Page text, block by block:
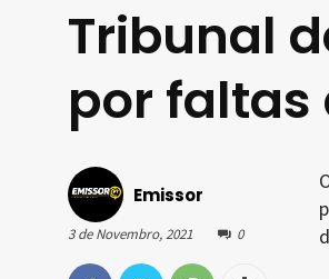
Tribunal
por faltas
Emissor
3 de Novembro, 2021 0